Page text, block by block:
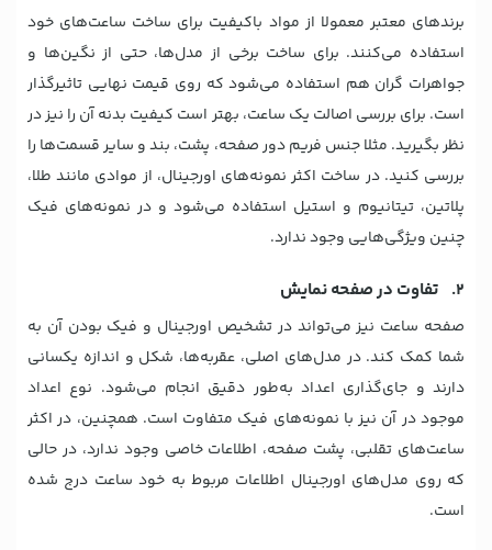
برندهای معتبر معمولا از مواد باکیفیت برای ساخت ساعت‌های خود
استفاده می‌کنند. برای ساخت برخی از مدل‌ها، حتی از نگین‌ها و
جواهرات گران‌ هم استفاده می‌شود که روی قیمت نهایی تاثیرگذار
است. برای بررسی اصالت یک ساعت، بهتر است کیفیت بدنه آن را نیز در
نظر بگیرید. مثلا جنس فریم دور صفحه، پشت، بند و سایر قسمت‌ها را
بررسی کنید. در ساخت اکثر نمونه‌های اورجینال، از موادی مانند طلا،
پلاتین، تیتانیوم و استیل استفاده می‌شود و در نمونه‌های فیک
چنین ویژگی‌هایی وجود ندارد.
2. تفاوت در صفحه نمایش
صفحه ساعت نیز می‌تواند در تشخیص اورجینال و فیک بودن آن به
شما کمک کند. در مدل‌های اصلی، عقربه‌ها، شکل و اندازه یکسانی
دارند و جای‌گذاری اعداد به‌طور دقیق انجام می‌شود. نوع اعداد
موجود در آن نیز با نمونه‌های فیک متفاوت است. همچنین، در اکثر
ساعت‌های تقلبی، پشت صفحه، اطلاعات خاصی وجود ندارد، در حالی
که روی مدل‌های اورجینال اطلاعات مربوط به خود ساعت درج شده
است.